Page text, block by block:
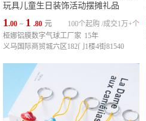
玩具儿童生日装饰活动摆摊礼品
1.00 ~ 1 .80 元 成交1万+个
100个起购 /
桠娜铝膜数字气球工厂家 15年
义乌国际商贸城六区182门1楼4街81540